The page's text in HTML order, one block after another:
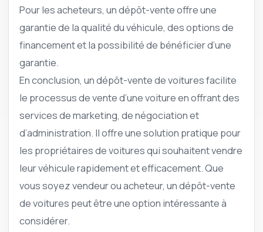
Pour les acheteurs, un dépôt-vente offre une
garantie de la qualité du véhicule, des options de
financement et la possibilité de bénéficier d’une
garantie.
En conclusion, un dépôt-vente de voitures facilite
le processus de vente d’une voiture en offrant des
services de marketing, de négociation et
d’administration. Il offre une solution pratique pour
les propriétaires de voitures qui souhaitent vendre
leur véhicule rapidement et efficacement. Que
vous soyez vendeur ou acheteur, un dépôt-vente
de voitures peut être une option intéressante à
considérer.